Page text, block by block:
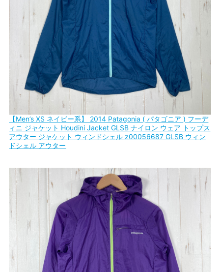
【Men’s XS ネイビー系】 2014 Patagonia ( パタゴニア ) フーデ
ィニ ジャケット Houdini Jacket GLSB ナイロン ウェア トップス
アウター ジャケット ウィンドシェル z00056687 GLSB ウィン
ドシェル アウター